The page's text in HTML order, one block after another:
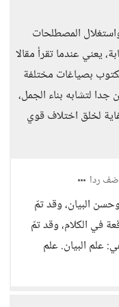
المصطلحات
يعني عندما تقرأ مقالا
بصياغات مختلفة
لتشابه بناء الجمل،
لخلق اختلاف قوي
ردا
البيان، وقد تمّ
في الكلام، وقد تمّ
علم البيان. علم